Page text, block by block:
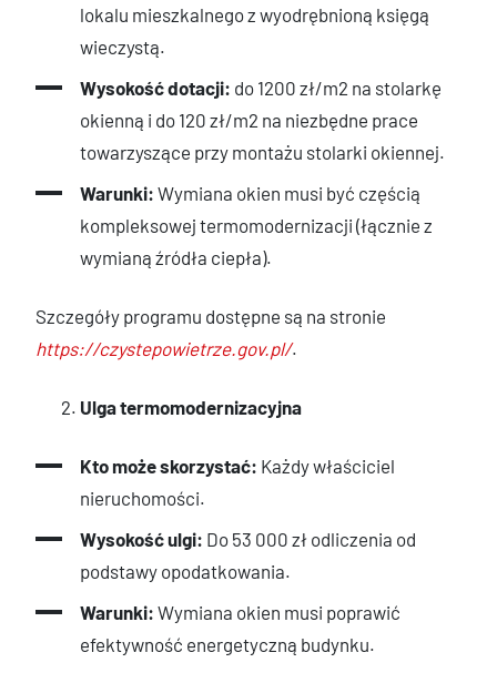
lokalu mieszkalnego z wyodrębnioną księgą
wieczystą.
Wysokość dotacji: do 1200 zł/m2 na stolarkę
okienną i do 120 zł/m2 na niezbędne prace
towarzyszące przy montażu stolarki okiennej.
Warunki: Wymiana okien musi być częścią
kompleksowej termomodernizacji (łącznie z
wymianą źródła ciepła).
Szczegóły programu dostępne są na stronie
https://czystepowietrze.gov.pl/.
Ulga termomodernizacyjna
Kto może skorzystać: Każdy właściciel
nieruchomości.
Wysokość ulgi: Do 53 000 zł odliczenia od
podstawy opodatkowania.
Warunki: Wymiana okien musi poprawić
efektywność energetyczną budynku.